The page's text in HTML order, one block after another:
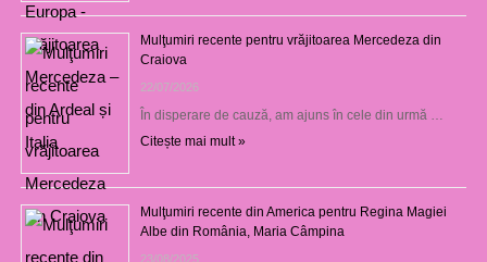
Mulţumiri recente pentru vrăjitoarea Mercedeza din
Craiova
22/07/2026
În disperare de cauză, am ajuns în cele din urmă …
Citește mai mult »
Mulţumiri recente din America pentru Regina Magiei
Albe din România, Maria Câmpina
23/08/2025